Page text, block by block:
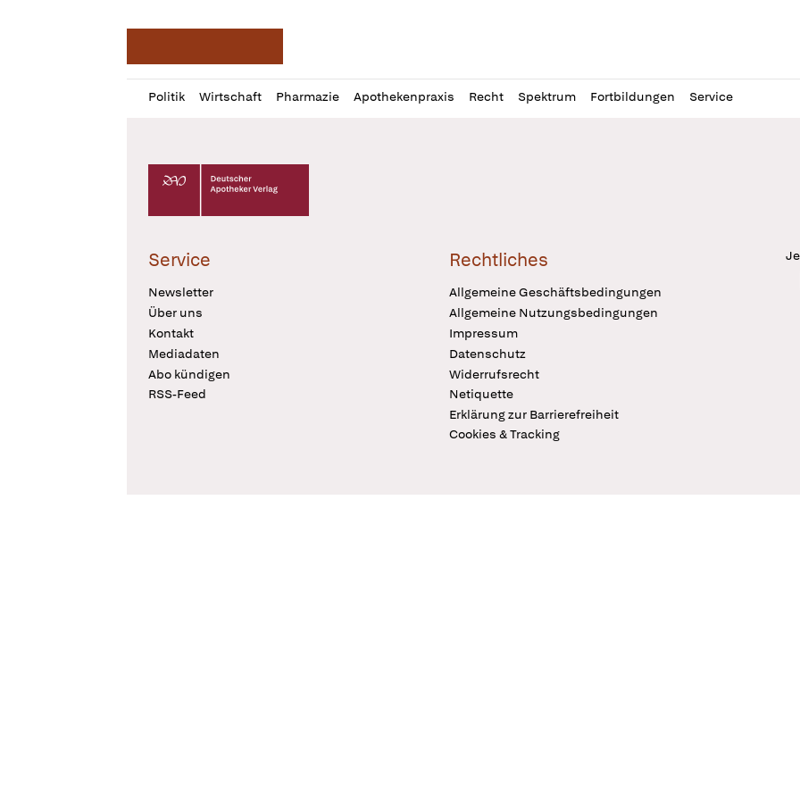
Politik Wirtschaft Pharmazie Apothekenpraxis Recht Spektrum Fortbildungen Service
Profil
öffnen
Daz
Pur
Deutscher Apotheker Verlag Logo
Service
Newsletter
Über uns
Kontakt
Mediadaten
Abo kündigen
RSS-Feed
Rechtliches
Allgemeine Geschäftsbedingungen
Allgemeine Nutzungsbedingungen
Impressum
Datenschutz
Widerrufsrecht
Netiquette
Erklärung zur Barrierefreiheit
Cookies & Tracking